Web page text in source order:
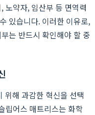
노약자, 임산부 등 면역력
있습니다. 이러한 이유로,
는 반드시 확인해야 할 중
위해 과감한 혁신을 선택
립어스 매트리스는 화학